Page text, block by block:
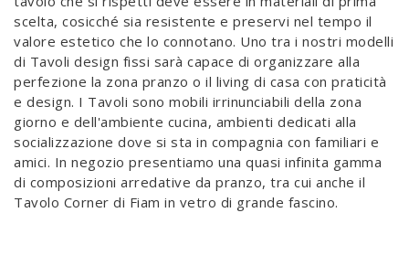
scelta, cosicché sia resistente e preservi nel tempo il
valore estetico che lo connotano. Uno tra i nostri modelli
di Tavoli design fissi sarà capace di organizzare alla
perfezione la zona pranzo o il living di casa con praticità
e design. I Tavoli sono mobili irrinunciabili della zona
giorno e dell'ambiente cucina, ambienti dedicati alla
socializzazione dove si sta in compagnia con familiari e
amici. In negozio presentiamo una quasi infinita gamma
di composizioni arredative da pranzo, tra cui anche il
Tavolo Corner di Fiam in vetro di grande fascino.